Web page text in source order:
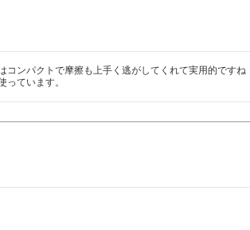
ンパクトで摩擦も上手く逃がしてくれて実用的ですね
ています。